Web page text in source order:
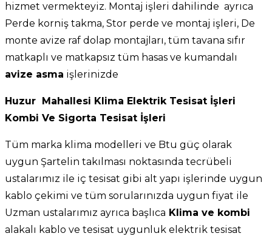
hizmet vermekteyiz. Montaj işleri dahilinde ayrıca
Perde korniş takma, Stor perde ve montaj işleri, De
monte avize raf dolap montajları, tüm tavana sıfır
matkaplı ve matkapsız tüm hasas ve kumandalı
avize asma işlerinizde
Huzur Mahallesi Klima Elektrik Tesisat İşleri
Kombi Ve Sigorta Tesisat İşleri
Tüm marka klima modelleri ve Btu güç olarak
uygun Şartelin takılması noktasında tecrübeli
ustalarımız ile iç tesisat gibi alt yapı işlerinde uygun
kablo çekimi ve tüm sorularınızda uygun fiyat ile
Uzman ustalarımız ayrıca başlıca Klima ve kombi
alakalı kablo ve tesisat uygunluk elektrik tesisat